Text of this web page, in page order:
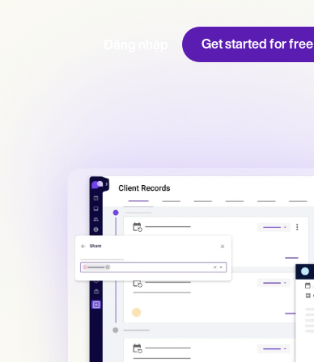
Get started for free